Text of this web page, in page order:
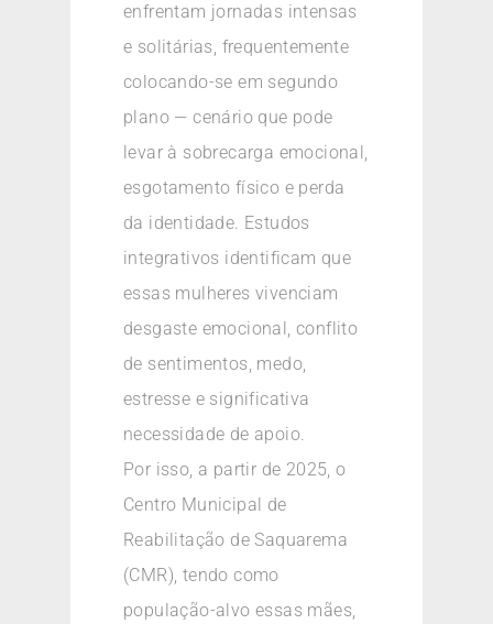
enfrentam jornadas intensas
e solitárias, frequentemente
colocando-se em segundo
plano — cenário que pode
levar à sobrecarga emocional,
esgotamento físico e perda
da identidade. Estudos
integrativos identificam que
essas mulheres vivenciam
desgaste emocional, conflito
de sentimentos, medo,
estresse e significativa
necessidade de apoio.
Por isso, a partir de 2025, o
Centro Municipal de
Reabilitação de Saquarema
(CMR), tendo como
população-alvo essas mães,